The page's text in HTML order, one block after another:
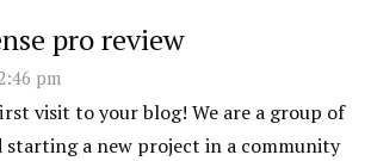
pro review
pm
visit to your blog! We are a group of
starting a new project in a community